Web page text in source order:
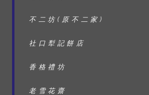
不二坊(原不二家)
社口犁記餅店
香格禮坊
老雪花齋